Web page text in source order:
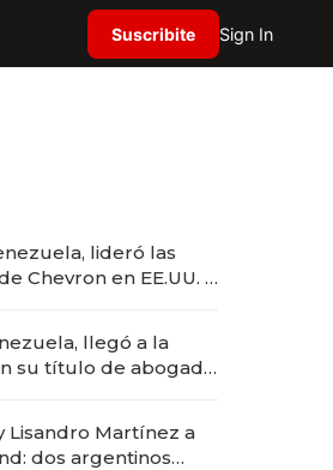
Suscribite Sign In
lideró las
Chevron en EE.UU. y
llegó a la
su título de abogado
Lisandro Martínez a
dos argentinos